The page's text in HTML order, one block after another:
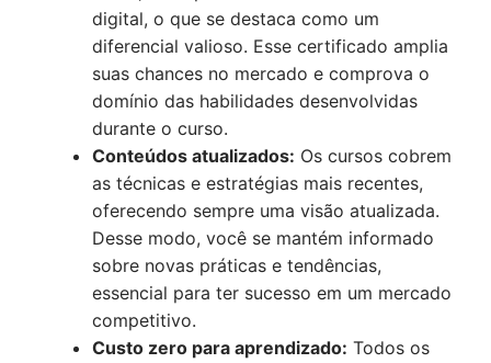
digital, o que se destaca como um
diferencial valioso. Esse certificado amplia
suas chances no mercado e comprova o
domínio das habilidades desenvolvidas
durante o curso.
Conteúdos atualizados: Os cursos cobrem
as técnicas e estratégias mais recentes,
oferecendo sempre uma visão atualizada.
Desse modo, você se mantém informado
sobre novas práticas e tendências,
essencial para ter sucesso em um mercado
competitivo.
Custo zero para aprendizado: Todos os